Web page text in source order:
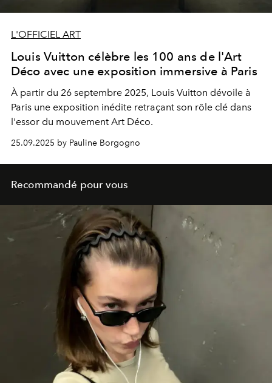
L'OFFICIEL ART
Louis Vuitton célèbre les 100 ans de l'Art
Déco avec une exposition immersive à Paris
À partir du 26 septembre 2025, Louis Vuitton dévoile à
Paris une exposition inédite retraçant son rôle clé dans
l'essor du mouvement Art Déco.
25.09.2025 by Pauline Borgogno
Recommandé pour vous